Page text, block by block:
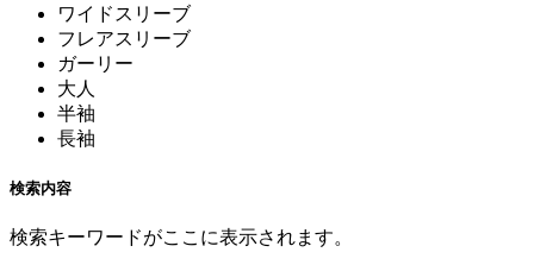
ワイドスリーブ
フレアスリーブ
ガーリー
大人
半袖
長袖
検索内容
検索キーワードがここに表示されます。